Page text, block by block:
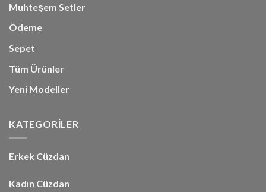
Muhteşem Setler
Ödeme
Sepet
Tüm Ürünler
Yeni Modeller
KATEGORİLER
Erkek Cüzdan
Kadın Cüzdan